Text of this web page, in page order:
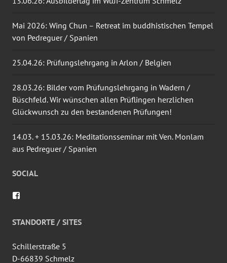
Mai 2026: Wing Chun – Retreat im buddhistischen Tempel
von Pedreguer / Spanien
25.04.26: Prüfungslehrgang in Arlon / Belgien
28.03.26: Bilder vom Prüfungslehrgang in Wadern /
Büschfeld. Wir wünschen allen Prüflingen herzlichen
Glückwunsch zu den bestandenen Prüfungen!
14.03. + 15.03.26: Meditationsseminar mit Ven. Monlam
aus Pedreguer / Spanien
SOCIAL
auf
Facebook
STANDORTE / SITES
Schillerstraße 5
D-66839 Schmelz